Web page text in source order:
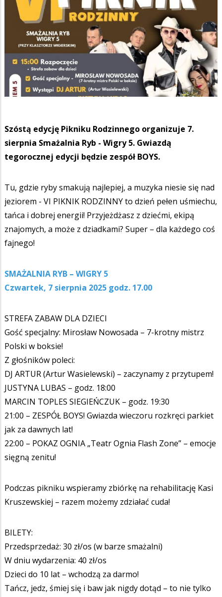
Szóstą edycję Pikniku Rodzinnego organizuje 7.
sierpnia Smażalnia Ryb - Wigry 5. Gwiazdą
tegorocznej edycji będzie zespół BOYS.
Tu, gdzie ryby smakują najlepiej, a muzyka niesie się nad
jeziorem - VI PIKNIK RODZINNY to dzień pełen uśmiechu,
tańca i dobrej energii! Przyjeżdżasz z dziećmi, ekipą
znajomych, a może z dziadkami? Super – dla każdego coś
fajnego!
SMAŻALNIA RYB – WIGRY 5
Czwartek, 7 sierpnia 2025 godz. 17.00
STREFA ZABAW DLA DZIECI
Gość specjalny: Mirosław Nowosada – 7-krotny mistrz
Polski w boksie!
Z głośników poleci:
DJ ARTUR (Artur Wasielewski) – zaczynamy z przytupem!
JUSTYNA LUBAS – godz. 18:00
MARCIN TOPLES SIEGIEŃCZUK – godz. 19:30
21:00 – ZESPÓŁ BOYS! Gwiazda wieczoru rozkręci parkiet
jak za dawnych lat!
22:00 – POKAZ OGNIA „Teatr Ognia Flash Zone” – emocje
sięgną zenitu!
Podczas pikniku wspieramy zbiórkę na rehabilitację Kasi
Kruszewskiej – razem możemy zdziałać cuda!
BILETY:
Przedsprzedaż: 30 zł/os (w barze smażalni)
W dniu wydarzenia: 40 zł/os
Dzieci do 10 lat – wchodzą za darmo!
Tańcz, jedz, śmiej się i baw jak nigdy dotąd – to nie tylko